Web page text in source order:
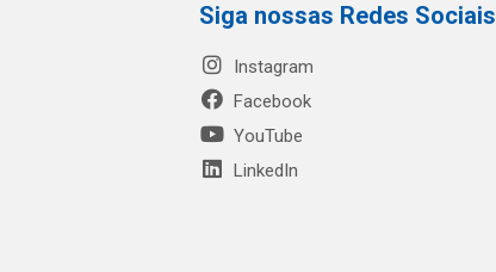
Siga nossas Redes Sociais
Instagram
Facebook
YouTube
LinkedIn